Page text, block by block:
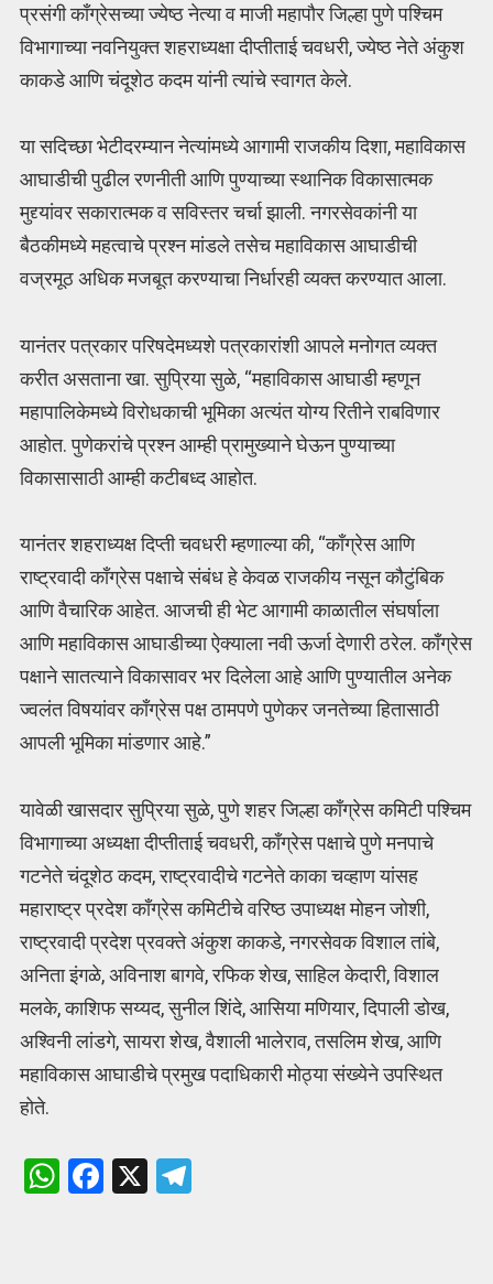
प्रसंगी काँग्रेसच्या ज्येष्ठ नेत्या व माजी महापौर जिल्हा पुणे पश्चिम
विभागाच्या नवनियुक्त शहराध्यक्षा दीप्तीताई चवधरी, ज्येष्ठ नेते अंकुश
काकडे आणि चंदूशेठ कदम यांनी त्यांचे स्वागत केले.
या सदिच्छा भेटीदरम्यान नेत्यांमध्ये आगामी राजकीय दिशा, महाविकास
आघाडीची पुढील रणनीती आणि पुण्याच्या स्थानिक विकासात्मक
मुद्द्यांवर सकारात्मक व सविस्तर चर्चा झाली. नगरसेवकांनी या
बैठकीमध्ये महत्वाचे प्रश्न मांडले तसेच महाविकास आघाडीची
वज्रमूठ अधिक मजबूत करण्याचा निर्धारही व्यक्त करण्यात आला.
यानंतर पत्रकार परिषदेमध्यशे पत्रकारांशी आपले मनोगत व्‍यक्त
करीत असताना खा. सुप्रिया सुळे, ‘‘महाविकास आघाडी म्हणून
महापालिकेमध्ये विरोधकाची भूमिका अत्यंत योग्य रितीने राबविणार
आहोत. पुणेकरांचे प्रश्न आम्ही प्रामुख्याने घेऊन पुण्याच्या
विकासासाठी आम्ही कटीबध्द आहोत.
यानंतर शहराध्यक्ष दिप्ती चवधरी म्हणाल्या की, “काँग्रेस आणि
राष्ट्रवादी काँग्रेस पक्षाचे संबंध हे केवळ राजकीय नसून कौटुंबिक
आणि वैचारिक आहेत. आजची ही भेट आगामी काळातील संघर्षाला
आणि महाविकास आघाडीच्या ऐक्याला नवी ऊर्जा देणारी ठरेल. काँग्रेस
पक्षाने सातत्याने विकासावर भर दिलेला आहे आणि पुण्यातील अनेक
ज्वलंत विषयांवर काँग्रेस पक्ष ठामपणे पुणेकर जनतेच्या हितासाठी
आपली भूमिका मांडणार आहे.”
यावेळी खासदार सुप्रिया सुळे, पुणे शहर जिल्हा काँग्रेस कमिटी पश्चिम
विभागाच्या अध्यक्षा दीप्तीताई चवधरी, काँग्रेस पक्षाचे पुणे मनपाचे
गटनेते चंदूशेठ कदम, राष्ट्रवादीचे गटनेते काका चव्‍हाण यांसह
महाराष्ट्र प्रदेश काँग्रेस कमिटीचे वरिष्ठ उपाध्यक्ष मोहन जोशी,
राष्ट्रवादी प्रदेश प्रवक्ते अंकुश काकडे, नगरसेवक विशाल तांबे,
अनिता इंगळे, अविनाश बागवे, रफिक शेख, साहिल केदारी, विशाल
मलके, काशिफ सय्यद, सुनील शिंदे, आसिया मणियार, दिपाली डोख,
अश्विनी लांडगे, सायरा शेख, वैशाली भालेराव, तसलिम शेख, आणि
महाविकास आघाडीचे प्रमुख पदाधिकारी मोठ्या संख्येने उपस्थित
होते.
W F X T